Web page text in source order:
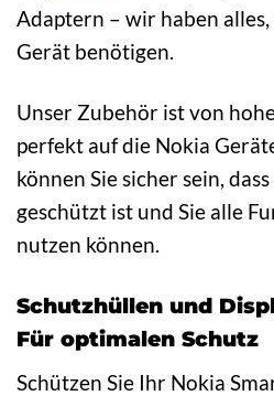
Adaptern – wir haben
Gerät benötigen.
Unser Zubehör ist von
perfekt auf die Nokia
können Sie sicher sein,
geschützt ist und Sie alle
nutzen können.
Schutzhüllen und
Für optimalen Schutz
Schützen Sie Ihr Nokia